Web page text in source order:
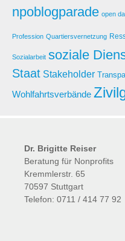
npoblogparade open
Profession Quartiersvernetzung
Sozialarbeit soziale
Staat Stakeholder
Wohlfahrtsverbände
Dr. Brigitte Reiser
Beratung für Nonprofits
Kremmlerstr. 65
70597 Stuttgart
Telefon: 0711 / 414 77 92